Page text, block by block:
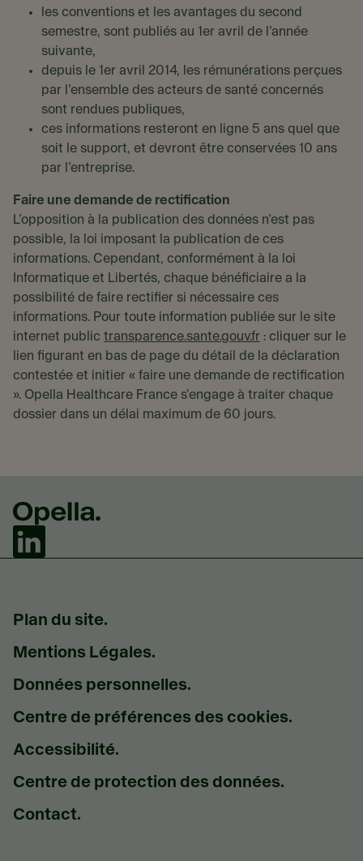
les conventions et les avantages du second
semestre, sont publiés au 1er avril de l’année
suivante,
depuis le 1er avril 2014, les rémunérations perçues
par l’ensemble des acteurs de santé concernés
sont rendues publiques,
ces informations resteront en ligne 5 ans quel que
soit le support, et devront être conservées 10 ans
par l’entreprise.
Faire une demande de rectification
L’opposition à la publication des données n’est pas
possible, la loi imposant la publication de ces
informations. Cependant, conformément à la loi
Informatique et Libertés, chaque bénéficiaire a la
possibilité de faire rectifier si nécessaire ces
informations. Pour toute information publiée sur le site
internet public transparence.sante.gouv.fr : cliquer sur le
lien figurant en bas de page du détail de la déclaration
contestée et initier « faire une demande de rectification
». Opella Healthcare France s'engage à traiter chaque
dossier dans un délai maximum de 60 jours.
Plan du site.
Mentions Légales.
Données personnelles.
Centre de préférences des cookies.
Accessibilité.
Centre de protection des données.
Contact.